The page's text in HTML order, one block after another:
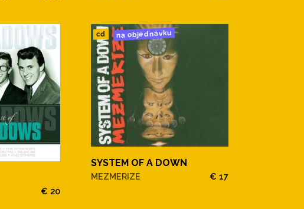
€ 20
cd na objednávku
SYSTEM OF A DOWN
MEZMERIZE € 17